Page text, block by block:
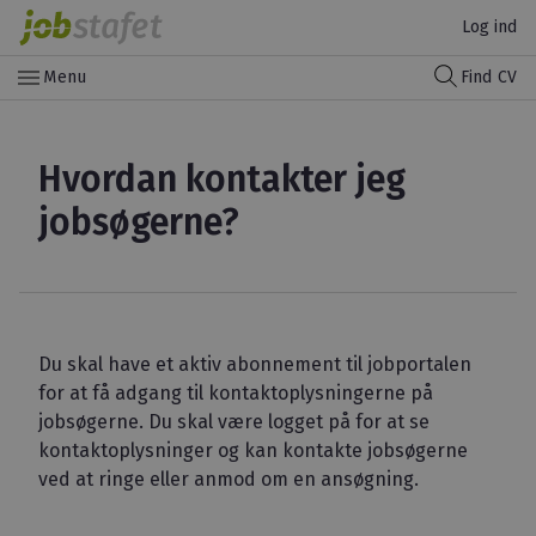
Log ind
menu Menu Find CV
Hvordan kontakter jeg
jobsøgerne?
Du skal have et aktiv abonnement til jobportalen
for at få adgang til kontaktoplysningerne på
jobsøgerne. Du skal være logget på for at se
kontaktoplysninger og kan kontakte jobsøgerne
ved at ringe eller anmod om en ansøgning.